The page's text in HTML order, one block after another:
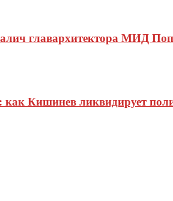
главархитектора МИД
Кишинев ликвидирует